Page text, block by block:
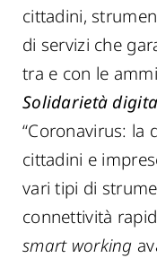
cittadini,
di servizi che
tra e con le
Solidarietà
“Coronavirus: la
cittadini e
vari tipi di
connettività
smart working